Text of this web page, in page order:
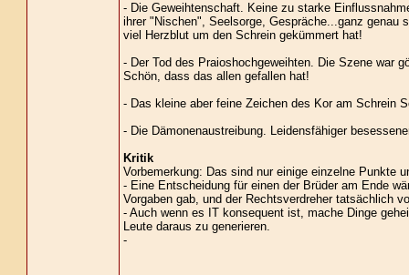
- Die Geweihtenschaft. Keine zu starke
ihrer "Nischen", Seelsorge, Gespräche...ganz
viel Herzblut um den Schrein gekümmert hat!
- Der Tod des Praioshochgeweihten. Die Szene war
Schön, dass das allen gefallen hat!
- Das kleine aber feine Zeichen des Kor am Schrein
- Die Dämonenaustreibung. Leidensfähiger
Kritik
Vorbemerkung: Das sind nur einige einzelne Punkte
- Eine Entscheidung für einen der Brüder am Ende
Vorgaben gab, und der Rechtsverdreher tatsächlich
- Auch wenn es IT konsequent ist, mache Dinge
Leute daraus zu generieren.
-